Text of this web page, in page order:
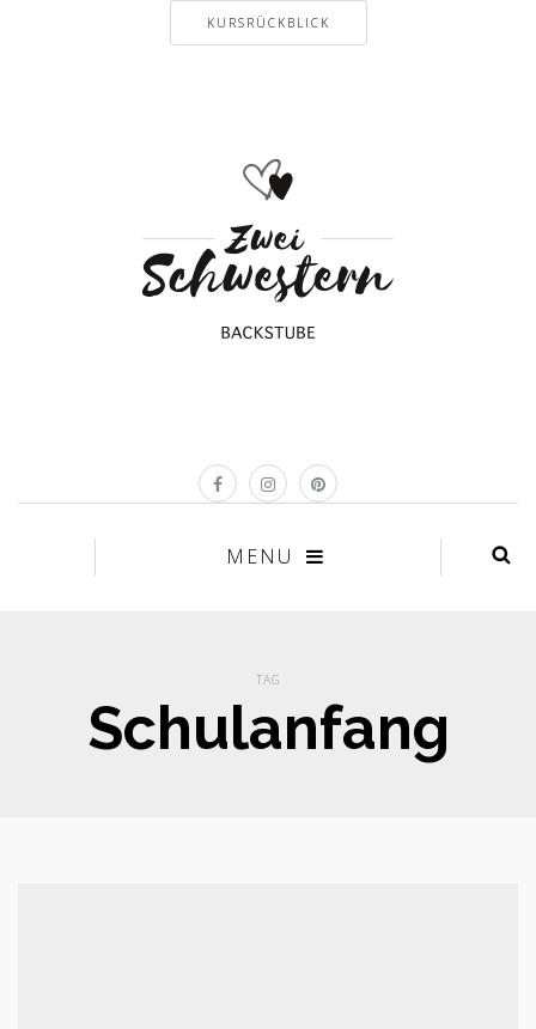
KURSRÜCKBLICK
MENU
TAG
Schulanfang